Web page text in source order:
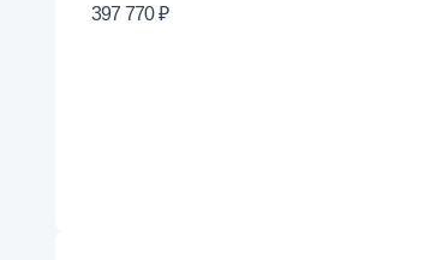
397 770 ₽